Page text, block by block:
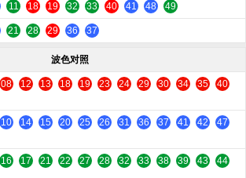
11 18 19 32 33 40 41 48 49
21 28 29 36 37
波色对照
08 12 13 18 19 23 24 29 30 34 35
40
10 14 15 20 25 26 31 36 37 41 42
47
16 17 21 22 27 28 32 33 38 39 43
44